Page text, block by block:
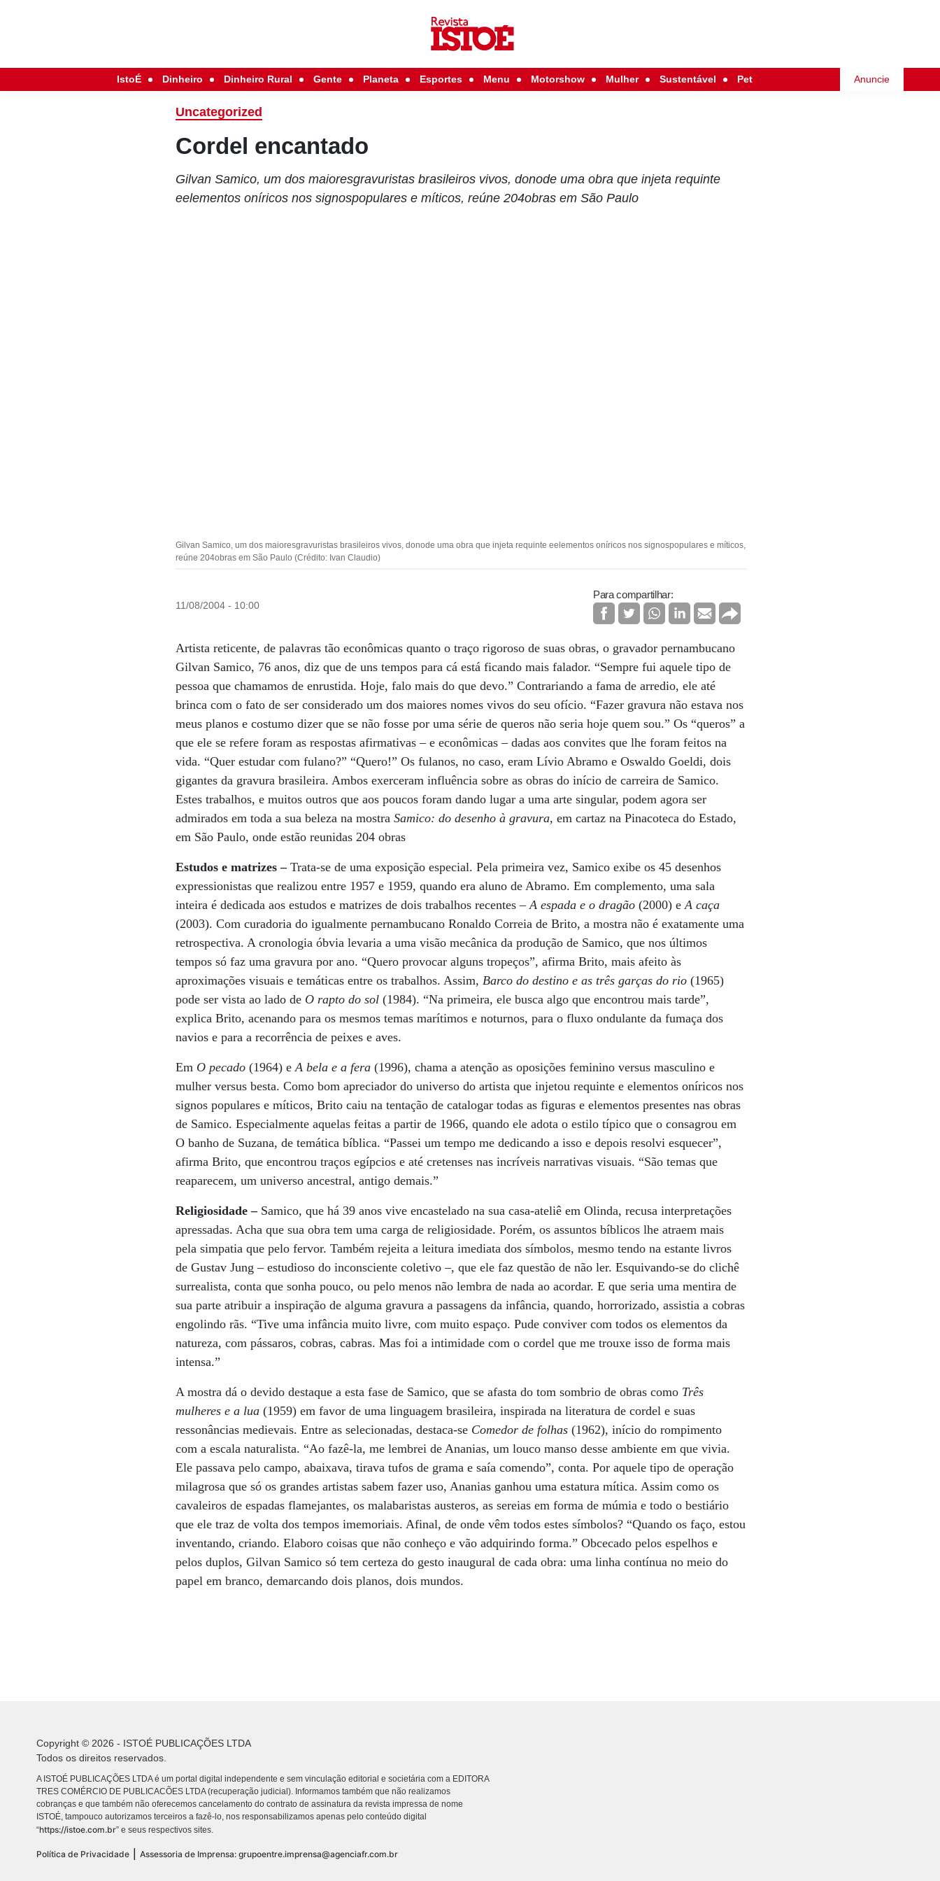
IstoÉ Dinheiro Dinheiro Rural Gente Planeta Esportes Menu Motorshow Mulher Sustentável Pet Anuncie
Uncategorized
Cordel encantado
Gilvan Samico, um dos maioresgravuristas brasileiros vivos, donode uma obra que injeta requinte
eelementos oníricos nos signospopulares e míticos, reúne 204obras em São Paulo
Gilvan Samico, um dos maioresgravuristas brasileiros vivos, donode uma obra que injeta requinte eelementos oníricos nos signospopulares e míticos,
reúne 204obras em São Paulo (Crédito: Ivan Claudio)
11/08/2004 - 10:00
Para compartilhar:
Artista reticente, de palavras tão econômicas quanto o traço rigoroso de suas obras, o gravador pernambucano
Gilvan Samico, 76 anos, diz que de uns tempos para cá está ficando mais falador. “Sempre fui aquele tipo de
pessoa que chamamos de enrustida. Hoje, falo mais do que devo.” Contrariando a fama de arredio, ele até
brinca com o fato de ser considerado um dos maiores nomes vivos do seu ofício. “Fazer gravura não estava nos
meus planos e costumo dizer que se não fosse por uma série de queros não seria hoje quem sou.” Os “queros” a
que ele se refere foram as respostas afirmativas – e econômicas – dadas aos convites que lhe foram feitos na
vida. “Quer estudar com fulano?” “Quero!” Os fulanos, no caso, eram Lívio Abramo e Oswaldo Goeldi, dois
gigantes da gravura brasileira. Ambos exerceram influência sobre as obras do início de carreira de Samico.
Estes trabalhos, e muitos outros que aos poucos foram dando lugar a uma arte singular, podem agora ser
admirados em toda a sua beleza na mostra Samico: do desenho à gravura, em cartaz na Pinacoteca do Estado,
em São Paulo, onde estão reunidas 204 obras
Estudos e matrizes –Trata-se de uma exposição especial. Pela primeira vez, Samico exibe os 45 desenhos
expressionistas que realizou entre 1957 e 1959, quando era aluno de Abramo. Em complemento, uma sala
inteira é dedicada aos estudos e matrizes de dois trabalhos recentes –A espada e o dragão (2000) e A caça
(2003). Com curadoria do igualmente pernambucano Ronaldo Correia de Brito, a mostra não é exatamente uma
retrospectiva. A cronologia óbvia levaria a uma visão mecânica da produção de Samico, que nos últimos
tempos só faz uma gravura por ano. “Quero provocar alguns tropeços”, afirma Brito, mais afeito às
aproximações visuais e temáticas entre os trabalhos. Assim,Barco do destino e as três garças do rio (1965)
pode ser vista ao lado de O rapto do sol(1984). “Na primeira, ele busca algo que encontrou mais tarde”,
explica Brito, acenando para os mesmos temas marítimos e noturnos, para o fluxo ondulante da fumaça dos
navios e para a recorrência de peixes e aves.
Em O pecado (1964) e A bela e a fera (1996), chama a atenção as oposições feminino versus masculino e
mulher versus besta. Como bom apreciador do universo do artista que injetou requinte e elementos oníricos nos
signos populares e míticos, Brito caiu na tentação de catalogar todas as figuras e elementos presentes nas obras
de Samico. Especialmente aquelas feitas a partir de 1966, quando ele adota o estilo típico que o consagrou em
O banho de Suzana, de temática bíblica. “Passei um tempo me dedicando a isso e depois resolvi esquecer”,
afirma Brito, que encontrou traços egípcios e até cretenses nas incríveis narrativas visuais. “São temas que
reaparecem, um universo ancestral, antigo demais.”
Religiosidade –Samico, que há 39 anos vive encastelado na sua casa-ateliê em Olinda, recusa interpretações
apressadas. Acha que sua obra tem uma carga de religiosidade. Porém, os assuntos bíblicos lhe atraem mais
pela simpatia que pelo fervor. Também rejeita a leitura imediata dos símbolos, mesmo tendo na estante livros
de Gustav Jung – estudioso do inconsciente coletivo –, que ele faz questão de não ler. Esquivando-se do clichê
surrealista, conta que sonha pouco, ou pelo menos não lembra de nada ao acordar. E que seria uma mentira de
sua parte atribuir a inspiração de alguma gravura a passagens da infância, quando, horrorizado, assistia a cobras
engolindo rãs. “Tive uma infância muito livre, com muito espaço. Pude conviver com todos os elementos da
natureza, com pássaros, cobras, cabras. Mas foi a intimidade com o cordel que me trouxe isso de forma mais
intensa.”
A mostra dá o devido destaque a esta fase de Samico, que se afasta do tom sombrio de obras como Três
mulheres e a lua (1959) em favor de uma linguagem brasileira, inspirada na literatura de cordel e suas
ressonâncias medievais. Entre as selecionadas, destaca-se Comedor de folhas(1962), início do rompimento
com a escala naturalista. “Ao fazê-la, me lembrei de Ananias, um louco manso desse ambiente em que vivia.
Ele passava pelo campo, abaixava, tirava tufos de grama e saía comendo”, conta. Por aquele tipo de operação
milagrosa que só os grandes artistas sabem fazer uso, Ananias ganhou uma estatura mítica. Assim como os
cavaleiros de espadas flamejantes, os malabaristas austeros, as sereias em forma de múmia e todo o bestiário
que ele traz de volta dos tempos imemoriais. Afinal, de onde vêm todos estes símbolos? “Quando os faço, estou
inventando, criando. Elaboro coisas que não conheço e vão adquirindo forma.” Obcecado pelos espelhos e
pelos duplos, Gilvan Samico só tem certeza do gesto inaugural de cada obra: uma linha contínua no meio do
papel em branco, demarcando dois planos, dois mundos.
Copyright © 2026 - ISTOÉ PUBLICAÇÕES LTDA
Todos os direitos reservados.
A ISTOÉ PUBLICAÇÕES LTDA é um portal digital independente e sem vinculação editorial e societária com a EDITORA
TRES COMÉRCIO DE PUBLICACÕES LTDA (recuperação judicial). Informamos também que não realizamos
cobranças e que também não oferecemos cancelamento do contrato de assinatura da revista impressa de nome
ISTOÉ, tampouco autorizamos terceiros a fazê-lo, nos responsabilizamos apenas pelo conteúdo digital
“https://istoe.com.br” e seus respectivos sites.
Política de Privacidade Assessoria de Imprensa: grupoentre.imprensa@agenciafr.com.br